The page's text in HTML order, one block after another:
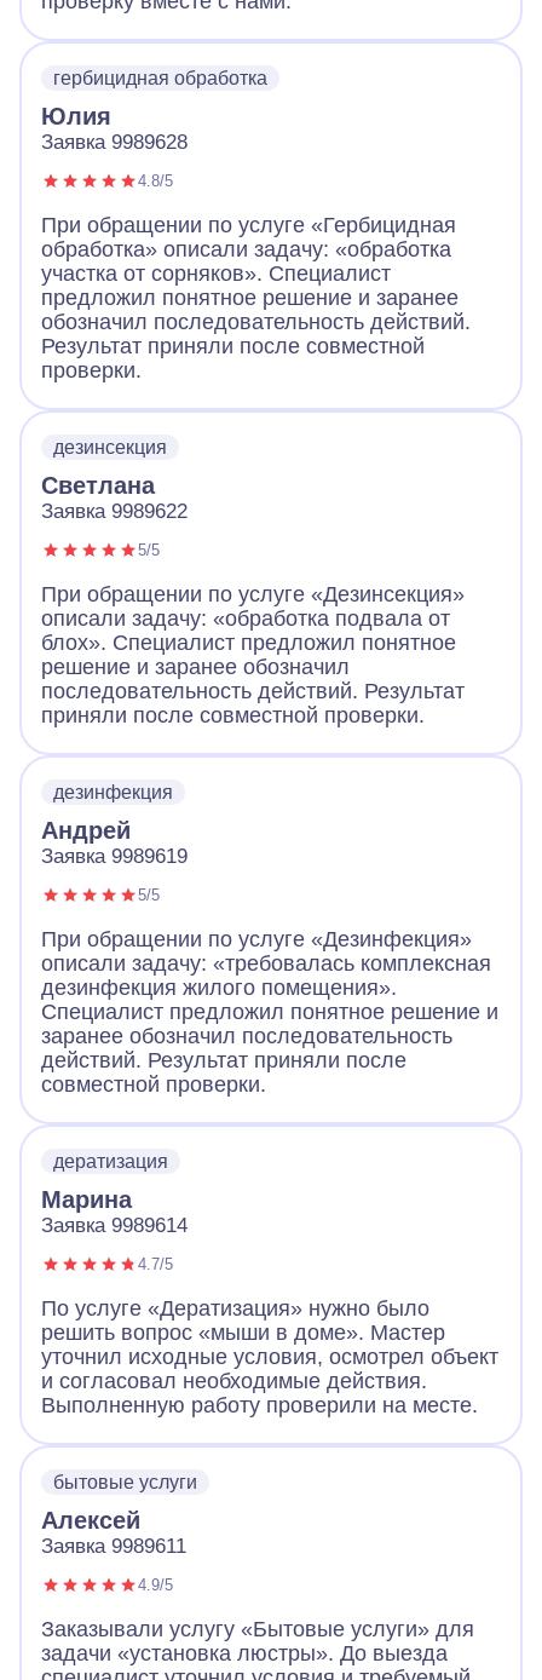
гербицидная обработка
Юлия
Заявка 9989628
4.8/5
При обращении по услуге «Гербицидная
обработка» описали задачу: «обработка
участка от сорняков». Специалист
предложил понятное решение и заранее
обозначил последовательность действий.
Результат приняли после совместной
проверки.
дезинсекция
Светлана
Заявка 9989622
5/5
При обращении по услуге «Дезинсекция»
описали задачу: «обработка подвала от
блох». Специалист предложил понятное
решение и заранее обозначил
последовательность действий. Результат
приняли после совместной проверки.
дезинфекция
Андрей
Заявка 9989619
5/5
При обращении по услуге «Дезинфекция»
описали задачу: «требовалась комплексная
дезинфекция жилого помещения».
Специалист предложил понятное решение и
заранее обозначил последовательность
действий. Результат приняли после
совместной проверки.
дератизация
Марина
Заявка 9989614
4.7/5
По услуге «Дератизация» нужно было
решить вопрос «мыши в доме». Мастер
уточнил исходные условия, осмотрел объект
и согласовал необходимые действия.
Выполненную работу проверили на месте.
бытовые услуги
Алексей
Заявка 9989611
4.9/5
Заказывали услугу «Бытовые услуги» для
задачи «установка люстры». До выезда